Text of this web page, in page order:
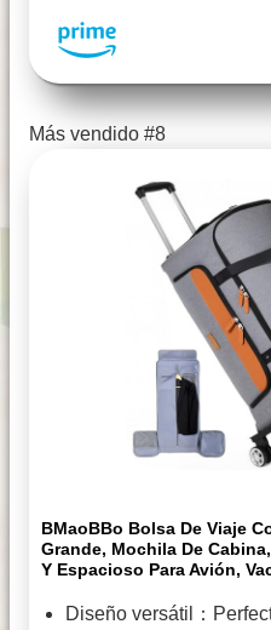
Más vendido #8
BMaoBBo Bolsa De Viaje
Grande, Mochila De
Y Espacioso Para Avión,
Diseño versátil：